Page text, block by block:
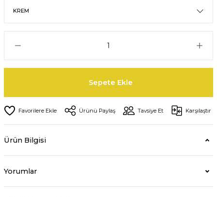
Sepete Ekle
Ürünü Paylaş Tavsiye Et Karşılaştır
Ürün Bilgisi
Yorumlar